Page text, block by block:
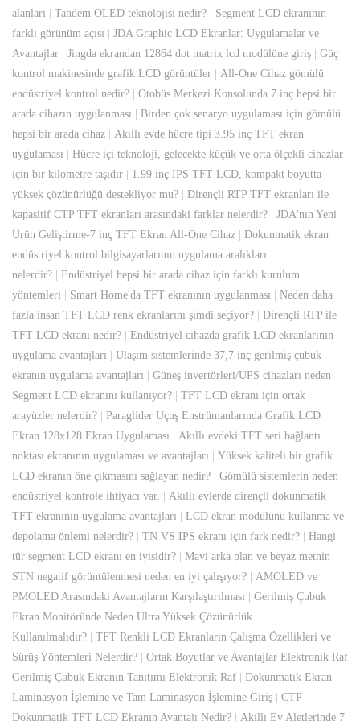
alanları | Tandem OLED teknolojisi nedir? | Segment LCD ekranının
farklı görünüm açısı | JDA Graphic LCD Ekranlar: Uygulamalar ve
Avantajlar | Jingda ekrandan 12864 dot matrix lcd modülüne giriş | Güç
kontrol makinesinde grafik LCD görüntüler | All-One Cihaz gömülü
endüstriyel kontrol nedir? | Otobüs Merkezi Konsolunda 7 inç hepsi bir
arada cihazın uygulanması | Birden çok senaryo uygulaması için gömülü
hepsi bir arada cihaz | Akıllı evde hücre tipi 3.95 inç TFT ekran
uygulaması | Hücre içi teknoloji, gelecekte küçük ve orta ölçekli cihazlar
için bir kilometre taşıdır | 1.99 inç IPS TFT LCD, kompakt boyutta
yüksek çözünürlüğü destekliyor mu? | Dirençli RTP TFT ekranları ile
kapasitif CTP TFT ekranları arasındaki farklar nelerdir? | JDA'nın Yeni
Ürün Geliştirme-7 inç TFT Ekran All-One Cihaz | Dokunmatik ekran
endüstriyel kontrol bilgisayarlarının uygulama aralıkları
nelerdir? | Endüstriyel hepsi bir arada cihaz için farklı kurulum
yöntemleri | Smart Home'da TFT ekranının uygulanması | Neden daha
fazla insan TFT LCD renk ekranlarını şimdi seçiyor? | Dirençli RTP ile
TFT LCD ekranı nedir? | Endüstriyel cihazda grafik LCD ekranlarının
uygulama avantajları | Ulaşım sistemlerinde 37,7 inç gerilmiş çubuk
ekranın uygulama avantajları | Güneş invertörleri/UPS cihazları neden
Segment LCD ekranını kullanıyor? | TFT LCD ekranı için ortak
arayüzler nelerdir? | Paraglider Uçuş Enstrümanlarında Grafik LCD
Ekran 128x128 Ekran Uygulaması | Akıllı evdeki TFT seri bağlantı
noktası ekranının uygulaması ve avantajları | Yüksek kaliteli bir grafik
LCD ekranın öne çıkmasını sağlayan nedir? | Gömülü sistemlerin neden
endüstriyel kontrole ihtiyacı var. | Akıllı evlerde dirençli dokunmatik
TFT ekranının uygulama avantajları | LCD ekran modülünü kullanma ve
depolama önlemi nelerdir? | TN VS IPS ekranı için fark nedir? | Hangi
tür segment LCD ekranı en iyisidir? | Mavi arka plan ve beyaz metnin
STN negatif görüntülenmesi neden en iyi çalışıyor? | AMOLED ve
PMOLED Arasındaki Avantajların Karşılaştırılması | Gerilmiş Çubuk
Ekran Monitöründe Neden Ultra Yüksek Çözünürlük
Kullanılmalıdır? | TFT Renkli LCD Ekranların Çalışma Özellikleri ve
Sürüş Yöntemleri Nelerdir? | Ortak Boyutlar ve Avantajlar Elektronik Raf
Gerilmiş Çubuk Ekranın Tanıtımı Elektronik Raf | Dokunmatik Ekran
Laminasyon İşlemine ve Tam Laminasyon İşlemine Giriş | CTP
Dokunmatik TFT LCD Ekranın Avantajı Nedir? | Akıllı Ev Aletlerinde 7